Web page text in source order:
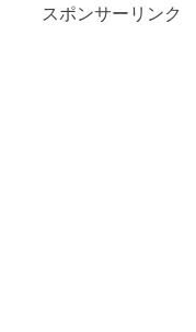
スポンサーリンク